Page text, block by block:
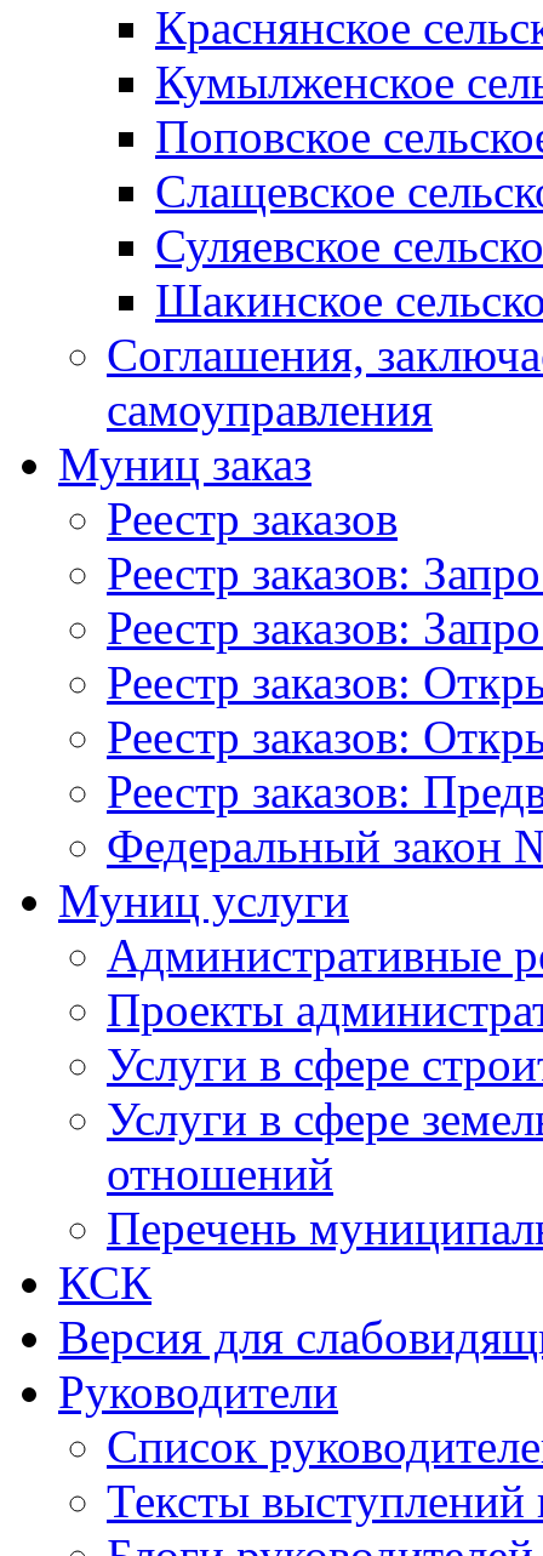
Краснянское
Кумылженское
Поповское
Слащевское
Суляевское
Шакинское
Соглашения,
самоуправления
Муниц заказ
Реестр заказов
Реестр заказов:
Реестр заказов:
Реестр заказов:
Реестр заказов:
Реестр заказов:
Федеральный закон
Муниц услуги
Административные
Проекты
Услуги в сфере
Услуги в сфере
отношений
Перечень
КСК
Версия для
Руководители
Список
Тексты выступлений